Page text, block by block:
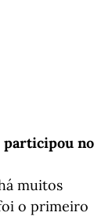
participou no
muitos
o primeiro